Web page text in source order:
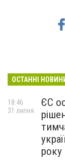
ОСТАННІ
ЄС
18:46
31 липня